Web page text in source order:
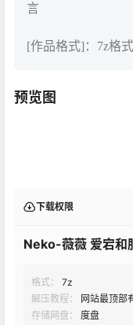
言
[作品格式]：7z格
预览图
下载权限
Neko-薇薇 爱宕和
格式：
7z
解压教程：
网站最顶部
存储网盘：
度盘